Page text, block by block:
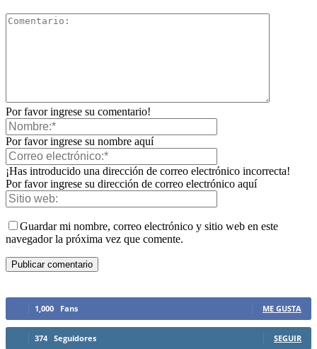
Por favor ingrese su comentario!
Por favor ingrese su nombre aquí
¡Has introducido una dirección de correo electrónico incorrecta!
Por favor ingrese su dirección de correo electrónico aquí
Guardar mi nombre, correo electrónico y sitio web en este
navegador la próxima vez que comente.
1,000 Fans ME GUSTA
374 Seguidores SEGUIR